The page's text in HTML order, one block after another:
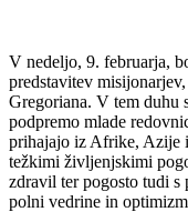
V nedeljo, 9. februarja,
predstavitev
Gregoriana. V tem duhu
podpremo mlade
prihajajo iz Afrike, Azije
težkimi življenjskimi
zdravil ter pogosto tudi s
polni vedrine in